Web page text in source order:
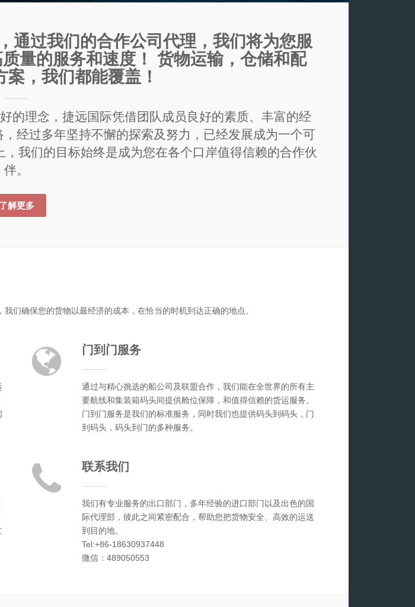
通过我们的合作公司代理，我们将为您服
量的服务和速度！ 货物运输，仓储和配
，我们都能覆盖！
的理念，捷远国际凭借团队成员良好的素质、丰富的经
经过多年坚持不懈的探索及努力，已经发展成为一个可
我们的目标始终是成为您在各个口岸值得信赖的合作伙
伴。
了解更多
们确保您的货物以最经济的成本，在恰当的时机到达正确的地点。
门到门服务
通过与精心挑选的船公司及联盟合作，我们能在全世界的所有主
要航线和集装箱码头间提供舱位保障，和值得信赖的货运服务。
门到门服务是我们的标准服务，同时我们也提供码头到码头，门
到码头，码头到门的多种服务。
联系我们
我们有专业服务的出口部门，多年经验的进口部门以及出色的国
际代理部，彼此之间紧密配合，帮助您把货物安全、高效的运送
到目的地。
Tel:+86-18630937448
微信：489050553